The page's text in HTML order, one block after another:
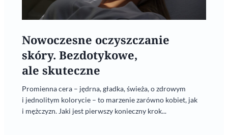
Nowoczesne oczyszczanie
skóry. Bezdotykowe,
ale skuteczne
Promienna cera – jędrna, gładka, świeża, o zdrowym
i jednolitym kolorycie – to marzenie zarówno kobiet, jak
i mężczyzn. Jaki jest pierwszy konieczny krok...